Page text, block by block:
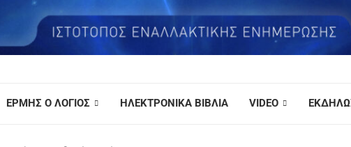
ΕΡΜΗΣ Ο ΛΟΓΙΟΣ ΗΛΕΚΤΡΟΝΙΚΑ ΒΙΒΛΙΑ VIDEO